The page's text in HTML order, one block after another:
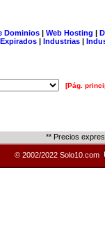
Dominios| Web Hosting |
| Industrias |
[Pág.
** Precios
© 2002/2022 Solo10.com